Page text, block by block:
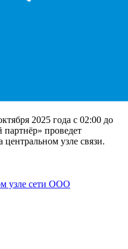
2025 года с 02:00 до
проведет
узле связи.
узле сети ООО